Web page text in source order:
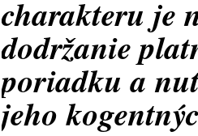
charakteru je
dodržanie
poriadku a
jeho